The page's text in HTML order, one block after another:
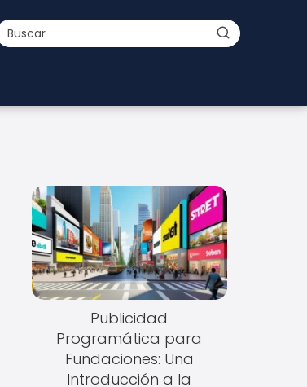
Publicidad
Programática para
Fundaciones: Una
Introducción a la